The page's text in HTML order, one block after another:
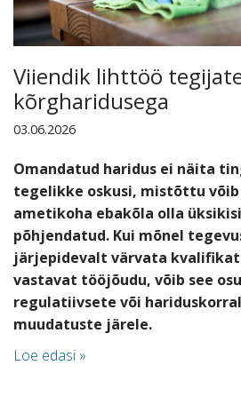
Viiendik lihttöö
kõrgharidusega
03.06.2026
Omandatud haridus ei näita
tegelikke oskusi, mistõttu
ametikoha ebakõla olla
põhjendatud. Kui mõnel
järjepidevalt värvata
vastavat tööjõudu, võib see
regulatiivsete või
muudatuste järele.
Loe edasi »